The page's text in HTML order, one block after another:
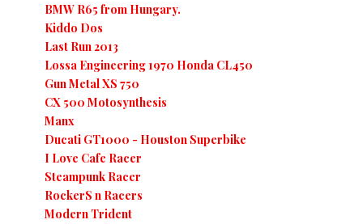
BMW R65 from Hungary.
Kiddo Dos
Last Run 2013
Lossa Engineering 1970 Honda CL450
Gun Metal XS 750
CX 500 Motosynthesis
Manx
Ducati GT1000 - Houston Superbike
I Love Cafe Racer
Steampunk Racer
RockerS n Racers
Modern Trident